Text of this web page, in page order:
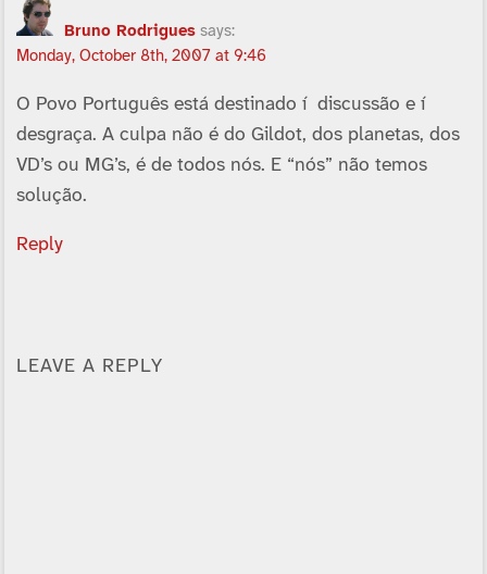
Bruno Rodrigues says:
Monday, October 8th, 2007 at 9:46
O Povo Português está destinado í discussão e í
desgraça. A culpa não é do Gildot, dos planetas, dos
VD’s ou MG’s, é de todos nós. E “nós” não temos
solução.
Reply
LEAVE A REPLY